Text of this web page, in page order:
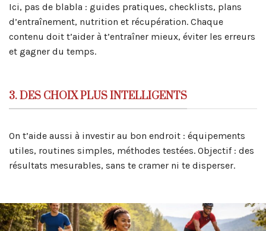
Ici, pas de blabla : guides pratiques, checklists, plans
d’entraînement, nutrition et récupération. Chaque
contenu doit t’aider à t’entraîner mieux, éviter les erreurs
et gagner du temps.
3. DES CHOIX PLUS INTELLIGENTS
On t’aide aussi à investir au bon endroit : équipements
utiles, routines simples, méthodes testées. Objectif : des
résultats mesurables, sans te cramer ni te disperser.